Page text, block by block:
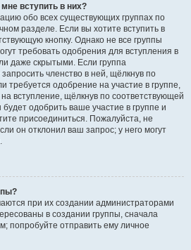
вступить в них?
обо всех существующих группах по
разделе. Если вы хотите вступить в
кнопку. Однако не все группы
требовать одобрения для вступления в
даже скрытыми. Если группа
членство в ней, щёлкнув по
требуется одобрение на участие в группе,
вступление, щёлкнув по соответствующей
одобрить ваше участие в группе и
присоединиться. Пожалуйста, не
он отклонил ваш запрос; у него могут
при их создании администраторами
в создании группы, сначала
попробуйте отправить ему личное